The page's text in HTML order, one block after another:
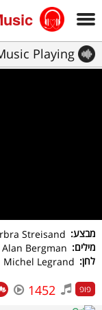
Playing
מבצע: Streisand
מילים: Bergman
לחן: Michel Legrand
פופ 1452